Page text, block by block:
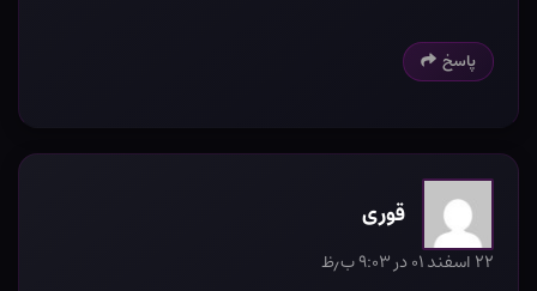
پاسخ
قوری
۲۲ اسفند ۰۱ در ۹:۰۳ ب٫ظ